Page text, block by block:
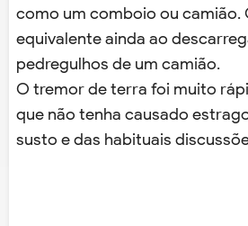
como um comboio ou camião.
equivalente ainda ao
pedregulhos de um camião.
O tremor de terra foi muito
que não tenha causado
susto e das habituais